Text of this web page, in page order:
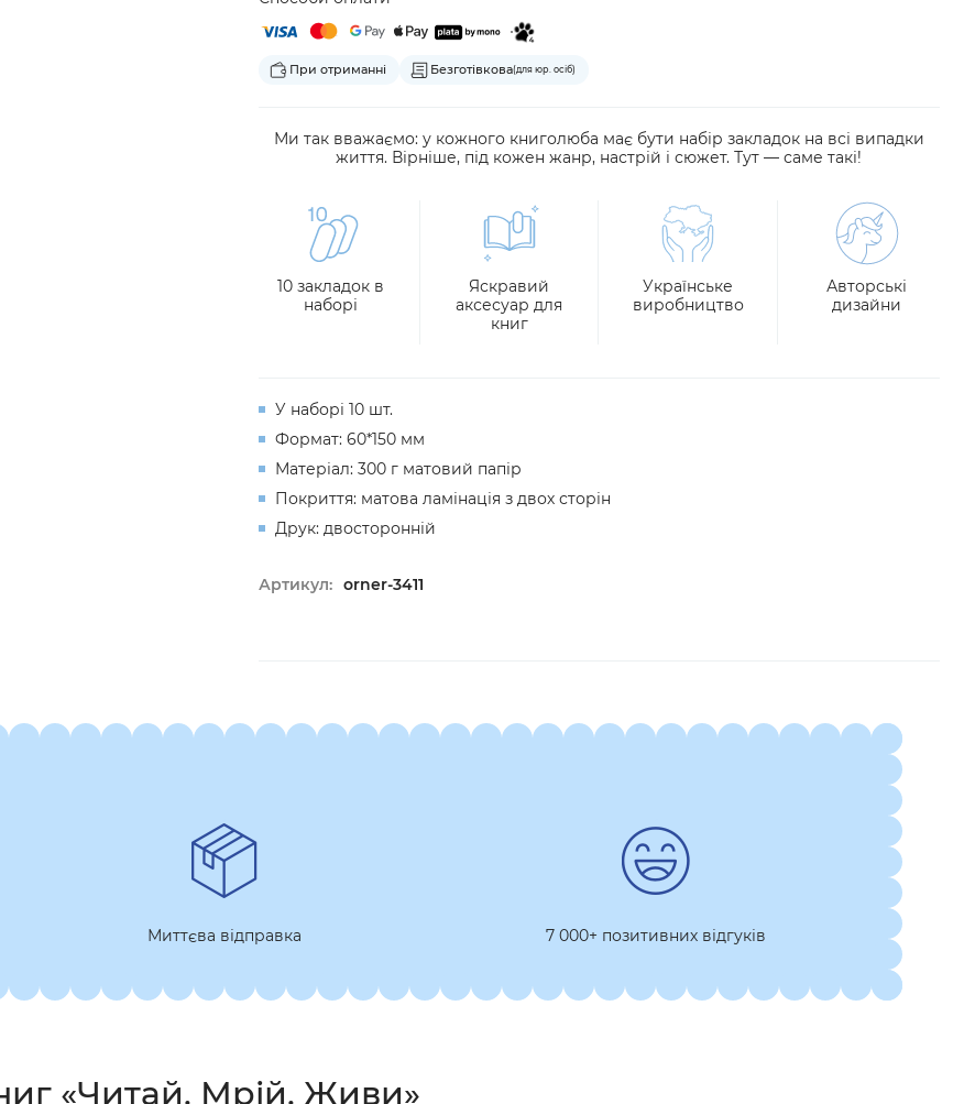
При отриманні Безготівкова(для юр. осіб)
Ми так вважаємо: у кожного книголюба має бути набір закладок на всі випадки
життя. Вірніше, під кожен жанр, настрій і сюжет.Тут—саме такі!
10 закладок в
наборі
Яскравий
аксесуар для
книг
Українське
виробництво
Авторські
дизайни
У наборі 10 шт.
Формат: 60*150 мм
Матеріал: 300 г матовий папір
Покриття: матова ламінація з двох сторін
Друк: двосторонній
Артикул: orner-3411
Миттєва відправка 7 000+ позитивних відгуків
«Читай. Мрій. Живи»